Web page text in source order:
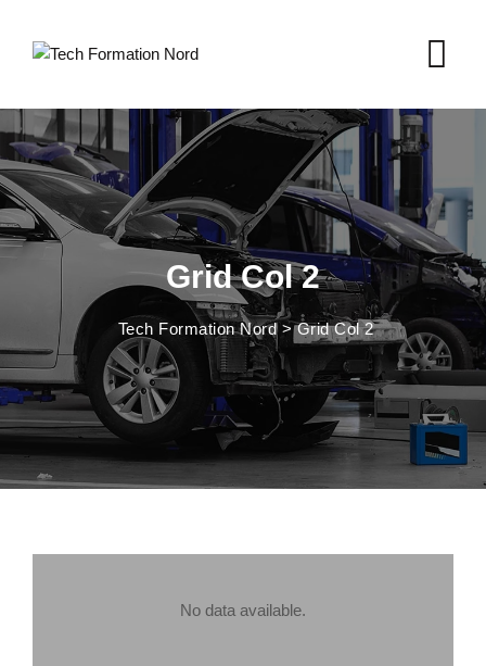
Grid Col 2
Tech Formation Nord>Grid Col 2
No data available.